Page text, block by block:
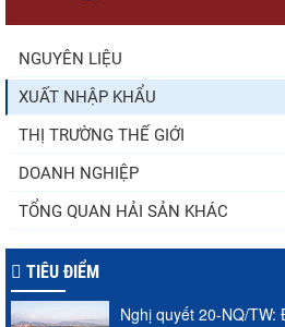
Sẵn sàng cho
NGUYÊN LIỆU
XUẤT NHẬP KHẨU
THỊ TRƯỜNG THẾ GIỚI
DOANH NGHIỆP
TỔNG QUAN HẢI SẢN KHÁC
TIÊU ĐIỂM
Nghị quyết 20-NQ/